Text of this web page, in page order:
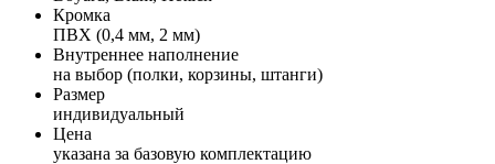
Кромка
ПВХ (0,4 мм, 2 мм)
Внутреннее наполнение
на выбор (полки, корзины, штанги)
Размер
индивидуальный
Цена
указана за базовую комплектацию